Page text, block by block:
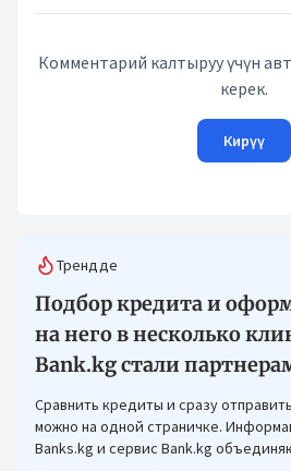
Комментарий калтыруу үчүн
керек.
Кирүү
Трендде
Подбор кредита и
на него в несколько
Bank.kg стали
Сравнить кредиты и сразу
можно на одной страничке.
Banks.kg и сервис Bank.kg